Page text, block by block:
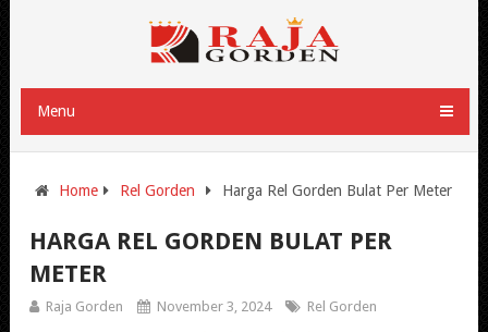
Menu
Home Rel Gorden Harga Rel Gorden Bulat Per Meter
HARGA REL GORDEN BULAT PER
METER
Raja Gorden November 3, 2024 Rel Gorden